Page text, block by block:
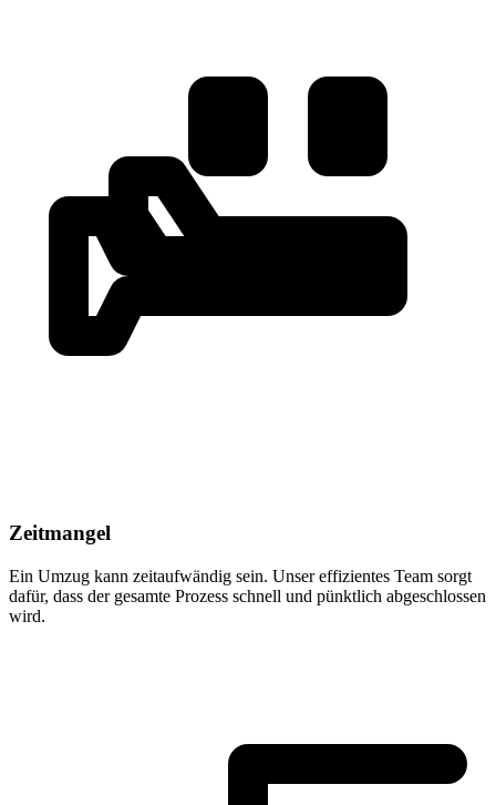
Zeitmangel
Ein Umzug kann zeitaufwändig sein. Unser effizientes Team sorgt
dafür, dass der gesamte Prozess schnell und pünktlich abgeschlossen
wird.